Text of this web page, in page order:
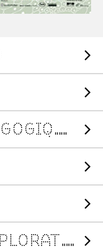
DOCUMENTS PÉDAGOGIQUES
PARTENAIRES «EXPLORATION DU VIVANT»